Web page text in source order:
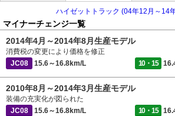
ハイゼットトラック (04年12月～14
マイナーチェンジ一覧
2014年4月～2014年8月生産モデル
消費税の変更により価格を修正
JC08
15.6～16.8km/L 10・15
2010年8月～2014年3月生産モデル
装備の充実化が図られた
JC08
15.6～16.8km/L 10・15